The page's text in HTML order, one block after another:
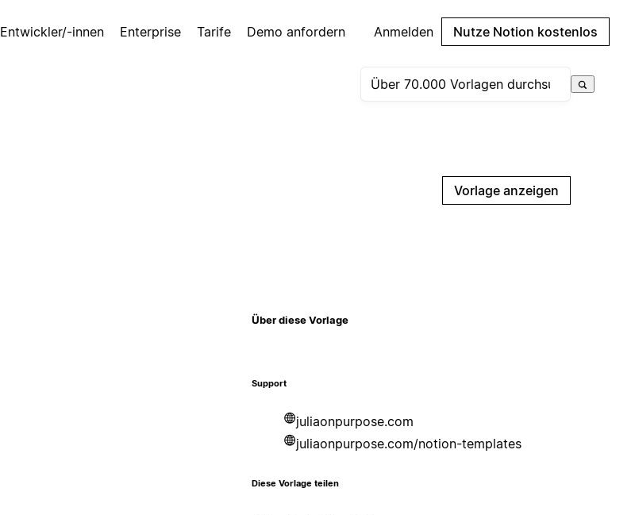
Entwickler/-innen Enterprise Tarife Demo anfordern Anmelden Nutze Notion kostenlos
Vorlage anzeigen
Über diese Vorlage
Support
juliaonpurpose.com
juliaonpurpose.com/notion-templates
Diese Vorlage teilen